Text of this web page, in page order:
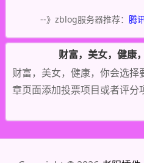
--》zblog服务器推荐： 腾
财富，美女，健康
财富，美女，健康，你会选择
章页面添加投票项目或者评